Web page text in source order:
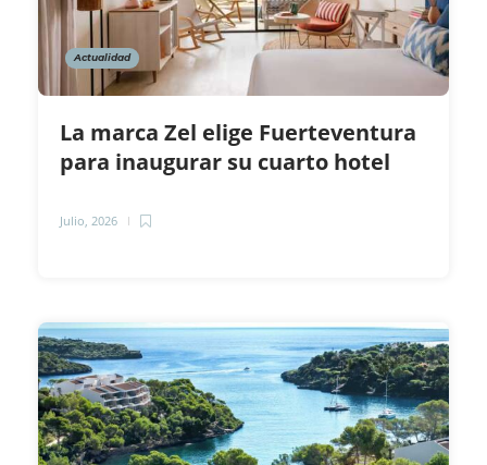
Actualidad
La marca Zel elige Fuerteventura
para inaugurar su cuarto hotel
Julio, 2026